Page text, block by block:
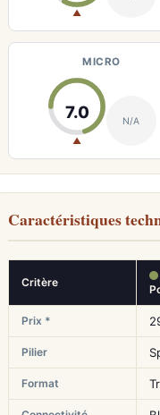
▲
MICRO
7.0
▲
N/A
Caractéristiques
Critère
Prix *
Pilier
Format